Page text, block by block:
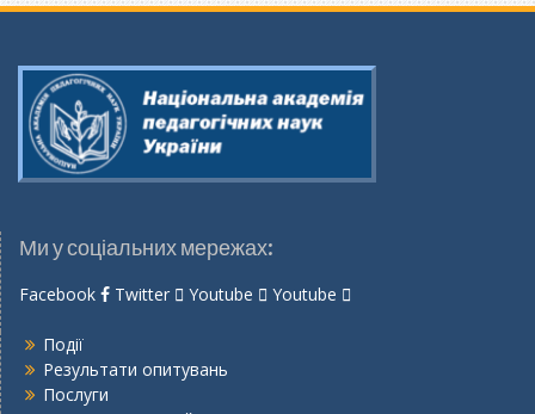
Ми у соціальних мережах:
Facebook Twitter Youtube Youtube
Події
Результати опитувань
Послуги